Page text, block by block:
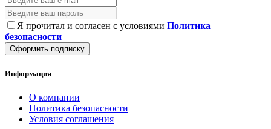
Я прочитал и согласен с условиями Политика
безопасности
Оформить подписку
Информация
О компании
Политика безопасности
Условия соглашения